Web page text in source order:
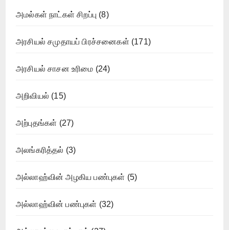
அமல்கள் நாட்கள் சிறப்பு (8)
அரசியல் சமுதாயப் பிரச்சனைகள் (171)
அரசியல் சாசன உரிமை (24)
அறிவியல் (15)
அற்புதங்கள் (27)
அலங்கரித்தல் (3)
அல்லாஹ்வின் அழகிய பண்புகள் (5)
அல்லாஹ்வின் பண்புகள் (32)